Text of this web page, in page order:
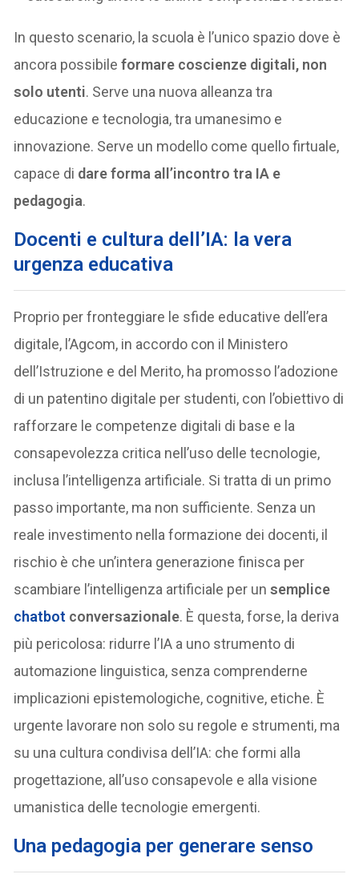
In questo scenario, la scuola è l’unico spazio dove è
ancora possibileformare coscienze digitali, non
solo utenti. Serve una nuova alleanza tra
educazione e tecnologia, tra umanesimo e
innovazione. Serve un modello come quello firtuale,
capace di dare forma all’incontro tra IA e
pedagogia.
Docenti e cultura dell’IA: la vera
urgenza educativa
Proprio per fronteggiare le sfide educative dell’era
digitale, l’Agcom, in accordo con il Ministero
dell’Istruzione e del Merito, ha promosso l’adozione
di un patentino digitale per studenti, con l’obiettivo di
rafforzare le competenze digitali di base e la
consapevolezza critica nell’uso delle tecnologie,
inclusa l’intelligenza artificiale. Si tratta di un primo
passo importante, ma non sufficiente. Senza un
reale investimento nella formazione dei docenti, il
rischio è che un’intera generazione finisca per
scambiare l’intelligenza artificiale per un semplice
chatbot conversazionale. È questa, forse, la deriva
più pericolosa: ridurre l’IA a uno strumento di
automazione linguistica, senza comprenderne
implicazioni epistemologiche, cognitive, etiche. È
urgente lavorare non solo su regole e strumenti, ma
su una cultura condivisa dell’IA: che formi alla
progettazione, all’uso consapevole e alla visione
umanistica delle tecnologie emergenti.
Una pedagogia per generare senso